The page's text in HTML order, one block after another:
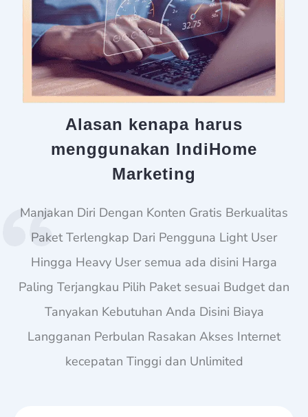
Alasan kenapa harus
menggunakan IndiHome
Marketing
Manjakan Diri Dengan Konten Gratis Berkualitas
Paket Terlengkap Dari Pengguna Light User
Hingga Heavy User semua ada disini Harga
Paling Terjangkau Pilih Paket sesuai Budget dan
Tanyakan Kebutuhan Anda Disini Biaya
Langganan Perbulan Rasakan Akses Internet
kecepatan Tinggi dan Unlimited